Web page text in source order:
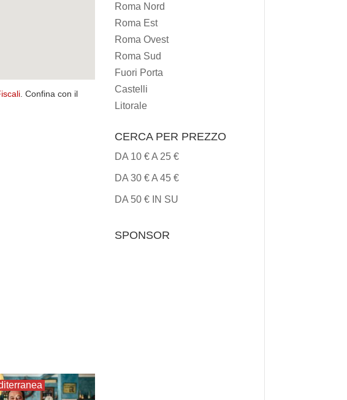
. Confina con il
Roma Nord
Roma Est
Roma Ovest
Roma Sud
Fuori Porta
Castelli
Litorale
CERCA PER PREZZO
DA 10 € A 25 €
DA 30 € A 45 €
DA 50 € IN SU
SPONSOR